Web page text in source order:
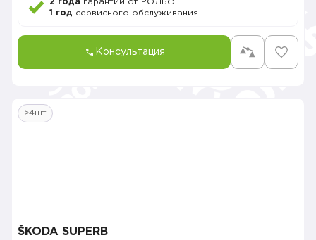
2 года гарантии от РОЛЬФ
1 год сервисного обслуживания
Консультация
>4шт
ŠKODA SUPERB